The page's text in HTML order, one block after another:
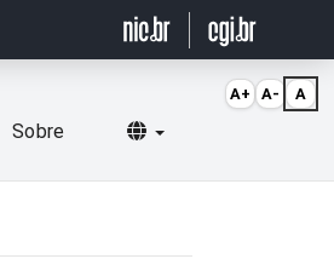
Sobre Selecionar idioma
A+ A- A